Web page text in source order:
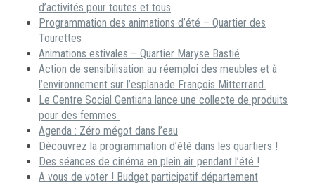
d’activités pour toutes et tous
Programmation des animations d’été – Quartier des
Tourettes
Animations estivales – Quartier Maryse Bastié
Action de sensibilisation au réemploi des meubles et à
l’environnement sur l’esplanade François Mitterrand.
Le Centre Social Gentiana lance une collecte de produits
pour des femmes
Agenda : Zéro mégot dans l’eau
Découvrez la programmation d’été dans les quartiers !
Des séances de cinéma en plein air pendant l’été !
A vous de voter ! Budget participatif département